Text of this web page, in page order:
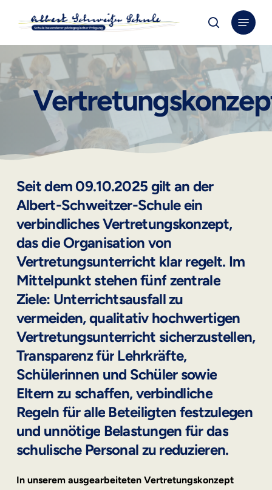
content
search
Menu
Seitdem09.10.2025 gilt an der
Albert-Schweitzer-Schuleein
verbindlichesVertretungskonzept,
dasdieOrganisation von
Vertretungsunterricht klar regelt. Im
Mittelpunkt stehenfünf zentrale
Ziele: Unterrichtsausfallzu
vermeiden,qualitativ hochwertigen
Vertretungsunterricht sicherzustellen,
Transparenzfür Lehrkräfte,
Schülerinnen und Schüler sowie
Eltern zu schaffen, verbindliche
Regeln füralle Beteiligten festzulegen
und unnötige Belastungen fürdas
schulische Personal zu reduzieren.
In unserem ausgearbeiteten Vertretungskonzept
Close
Menu